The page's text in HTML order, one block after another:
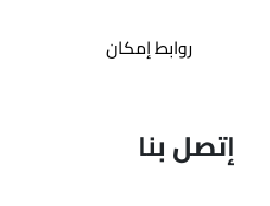
روابط إمكان
إتصل بنا